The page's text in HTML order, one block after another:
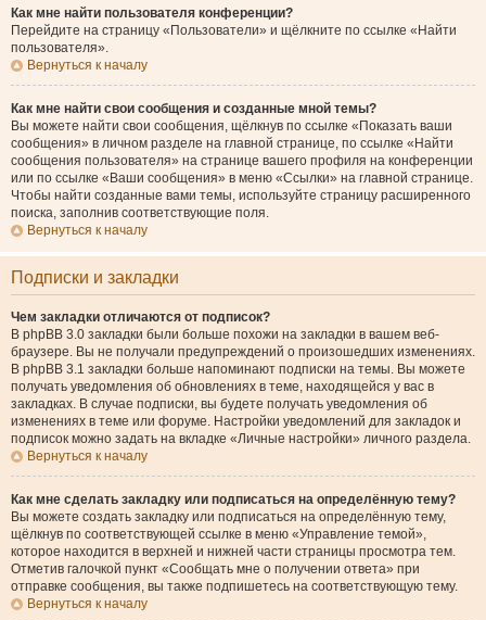
Как мне найти пользователя конференции?
Перейдите на страницу «Пользователи» и щёлкните по ссылке «Найти
пользователя».
Вернуться к началу
Как мне найти свои сообщения и созданные мной темы?
Вы можете найти свои сообщения, щёлкнув по ссылке «Показать ваши
сообщения» в личном разделе на главной странице, по ссылке «Найти
сообщения пользователя» на странице вашего профиля на конференции
или по ссылке «Ваши сообщения» в меню «Ссылки» на главной странице.
Чтобы найти созданные вами темы, используйте страницу расширенного
поиска, заполнив соответствующие поля.
Вернуться к началу
Подписки и закладки
Чем закладки отличаются от подписок?
В phpBB 3.0 закладки были больше похожи на закладки в вашем веб-
браузере. Вы не получали предупреждений о произошедших изменениях.
В phpBB 3.1 закладки больше напоминают подписки на темы. Вы можете
получать уведомления об обновлениях в теме, находящейся у вас в
закладках. В случае подписки, вы будете получать уведомления об
изменениях в теме или форуме. Настройки уведомлений для закладок и
подписок можно задать на вкладке «Личные настройки» личного раздела.
Вернуться к началу
Как мне сделать закладку или подписаться на определённую тему?
Вы можете создать закладку или подписаться на определённую тему,
щёлкнув по соответствующей ссылке в меню «Управление темой»,
которое находится в верхней и нижней части страницы просмотра тем.
Отметив галочкой пункт «Сообщать мне о получении ответа» при
отправке сообщения, вы также подпишетесь на соответствующую тему.
Вернуться к началу